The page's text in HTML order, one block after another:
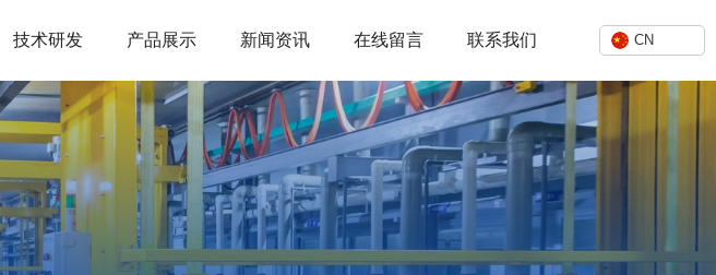
技术研发 产品展示 新闻资讯 在线留言 联系我们 CN